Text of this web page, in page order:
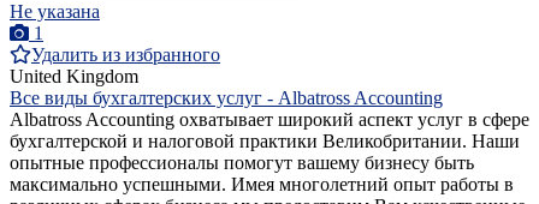
Не указана
1
Удалить из избранного
United Kingdom
Все виды бухгалтерских услуг - Albatross Accounting
Albatross Accounting охватывает широкий аспект услуг в сфере
бухгалтерской и налоговой практики Великобритании. Наши
опытные профессионалы помогут вашему бизнесу быть
максимально успешными. Имея многолетний опыт работы в